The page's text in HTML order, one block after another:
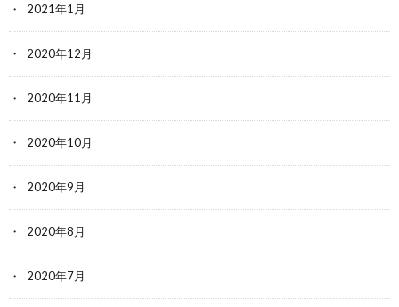
2021年1月
2020年12月
2020年11月
2020年10月
2020年9月
2020年8月
2020年7月